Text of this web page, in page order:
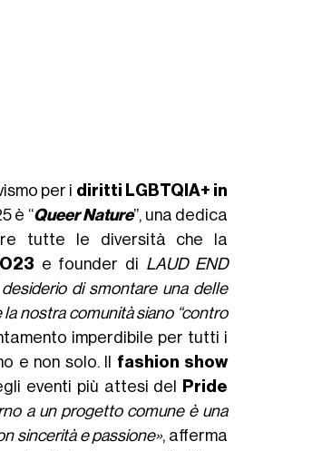
per i diritti LGBTQIA+ in
è “Queer Nature”, una dedica
tutte le diversità che la
e founder di LAUD END
di smontare una delle
nostra comunità siano “contro
imperdibile per tutti i
e non solo. Il fashion show
eventi più attesi del
Pride
a un progetto comune è una
sincerità e passione», afferma